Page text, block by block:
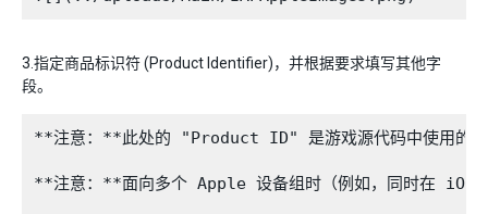
3.指定商品标识符 (Product Identifier)，并根据要求填写其他字
段。
**注意：**此处的 "Product ID" 是游戏源代码中使
**注意：**面向多个 Apple 设备组时（例如，同时在